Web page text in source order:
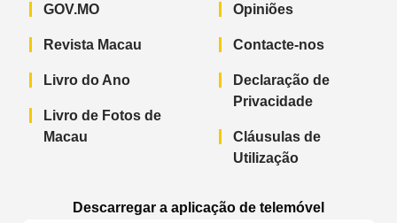
GOV.MO
Revista Macau
Livro do Ano
Livro de Fotos de
Macau
Opiniões
Contacte-nos
Declaração de
Privacidade
Cláusulas de
Utilização
Descarregar a aplicação de telemóvel